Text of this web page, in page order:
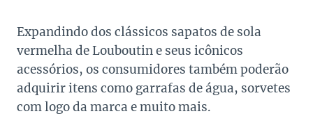
Expandindo dos clássicos sapatos de sola
vermelha de Louboutin e seus icônicos
acessórios, os consumidores também poderão
adquirir itens como garrafas de água, sorvetes
com logo da marca e muito mais.